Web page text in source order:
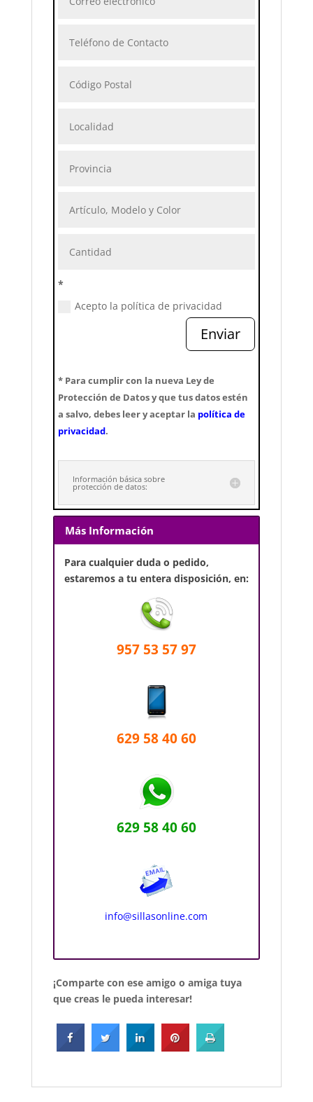
*
Acepto la política de privacidad
Enviar
* Para cumplir con la nueva Ley de
Protección de Datos y que tus datos estén
a salvo, debes leer y aceptar la política de
privacidad.
Información básica sobre
protección de datos:
Más Información
Para cualquier duda o pedido,
estaremos a tu entera disposición, en:
957 53 57 97
629 58 40 60
629 58 40 60
info@sillasonline.com
¡Comparte con ese amigo o amiga tuya
que creas le pueda interesar!